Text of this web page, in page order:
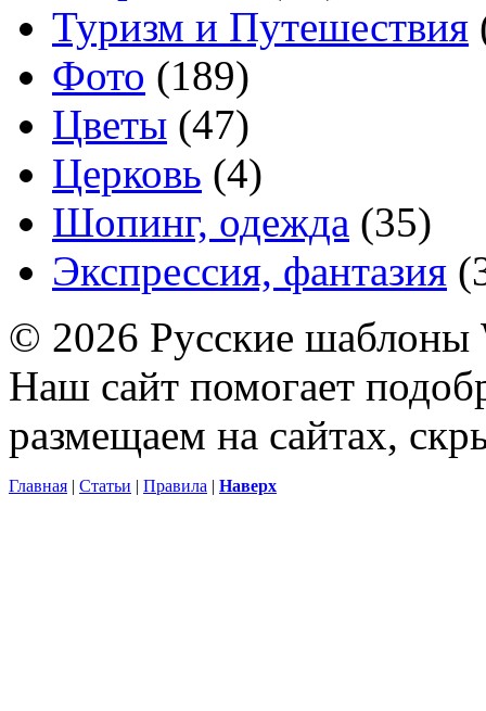
Туризм и Путешествия
Фото (189)
Цветы (47)
Церковь (4)
Шопинг, одежда (35)
Экспрессия, фантазия
© 2026 Русские шаблоны
Наш сайт помогает
размещаем на сайтах,
Главная | Статьи | Правила | Наверх